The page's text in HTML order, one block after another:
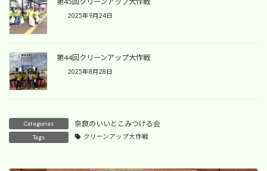
2025年9月24日
第44回クリーンアップ大作戦
2025年8月28日
Categories 奈良のいいとこみつける会
Tags クリーンアップ大作戦